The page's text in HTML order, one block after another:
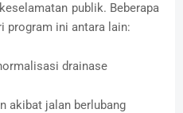
publik. Beberapa
program ini antara lain:
drainase
akibat jalan berlubang